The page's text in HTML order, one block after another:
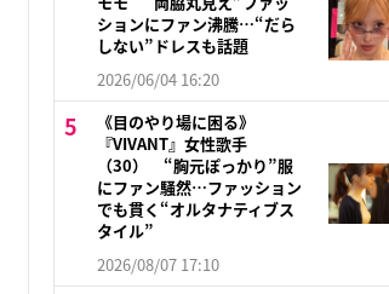
ションにファン沸騰…“だら
しない”ドレスも話題
2026/06/04 16:20
《目のやり場に困る》
『VIVANT』女性歌手
（30） “胸元ぽっかり”服
にファン騒然…ファッション
でも貫く“オルタナティブス
タイル”
2026/08/07 17:10